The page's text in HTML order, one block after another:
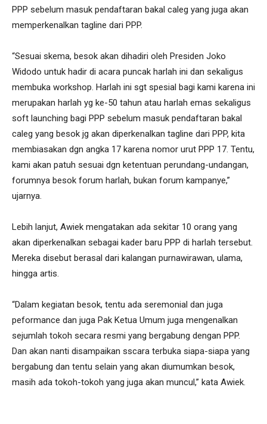
PPP sebelum masuk pendaftaran bakal caleg yang juga akan
memperkenalkan tagline dari PPP.
“Sesuai skema, besok akan dihadiri oleh Presiden Joko
Widodo untuk hadir di acara puncak harlah ini dan sekaligus
membuka workshop. Harlah ini sgt spesial bagi kami karena ini
merupakan harlah yg ke-50 tahun atau harlah emas sekaligus
soft launching bagi PPP sebelum masuk pendaftaran bakal
caleg yang besok jg akan diperkenalkan tagline dari PPP, kita
membiasakan dgn angka 17 karena nomor urut PPP 17. Tentu,
kami akan patuh sesuai dgn ketentuan perundang-undangan,
forumnya besok forum harlah, bukan forum kampanye,”
ujarnya.
Lebih lanjut, Awiek mengatakan ada sekitar 10 orang yang
akan diperkenalkan sebagai kader baru PPP di harlah tersebut.
Mereka disebut berasal dari kalangan purnawirawan, ulama,
hingga artis.
“Dalam kegiatan besok, tentu ada seremonial dan juga
peformance dan juga Pak Ketua Umum juga mengenalkan
sejumlah tokoh secara resmi yang bergabung dengan PPP.
Dan akan nanti disampaikan sscara terbuka siapa-siapa yang
bergabung dan tentu selain yang akan diumumkan besok,
masih ada tokoh-tokoh yang juga akan muncul,” kata Awiek.